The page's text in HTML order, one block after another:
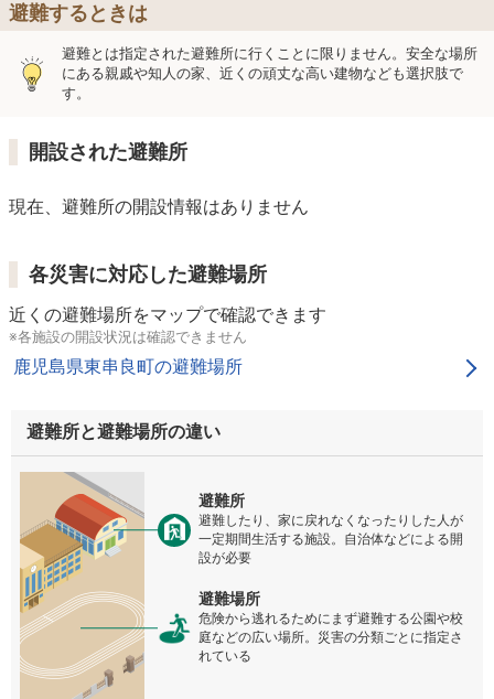
避難するときは
避難とは指定された避難所に行くことに限りません。安全な場所
にある親戚や知人の家、近くの頑丈な高い建物なども選択肢で
す。
開設された避難所
現在、避難所の開設情報はありません
各災害に対応した避難場所
近くの避難場所をマップで確認できます
※各施設の開設状況は確認できません
鹿児島県東串良町の避難場所
避難所と避難場所の違い
避難所
避難したり、家に戻れなくなったりした人が
一定期間生活する施設。自治体などによる開
設が必要
避難場所
危険から逃れるためにまず避難する公園や校
庭などの広い場所。災害の分類ごとに指定さ
れている